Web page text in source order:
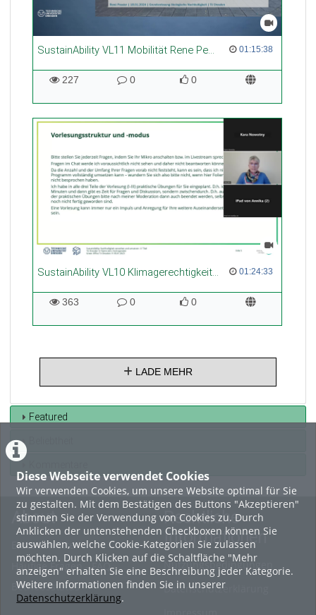
Diese Webseite verwendet Cookies
Wir verwenden Cookies, um unsere Website optimal für Sie
zu gestalten. Mit dem Bestätigen des Buttons "Akzeptieren"
stimmen Sie der Verwendung von Cookies zu. Durch
Anklicken der untenstehenden Checkboxen können Sie
auswählen, welche Cookie-Kategorien Sie zulassen
möchten. Durch Klicken auf die Schaltfläche "Mehr
anzeigen" erhalten Sie eine Beschreibung jeder Kategorie.
Weitere Informationen finden Sie in unserer
Datenschutzerklärung.
SustainAbility VL11 Mobilität Rene Pessier 01:15:38
01:15:38 duration
227
views
0
Kommentare
0
SustainAbility VL10 Klimagerechtigkeit Prof:in Antonia Kupfer 01:24:33
01:24:33 duration
363
views
0
Kommentare
0
LADE MEHR
Featured
About
Erste Schritte
Häufige Fragen - FAQ
Betriebsstatus
Rechtliche
Informationen
Nutzungsbedingungen
Datenschutzerklärung